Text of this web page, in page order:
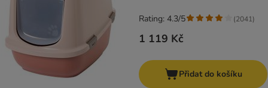
1 119 Kč
Rating: 4.3/5 (2041)
Přidat do košíku